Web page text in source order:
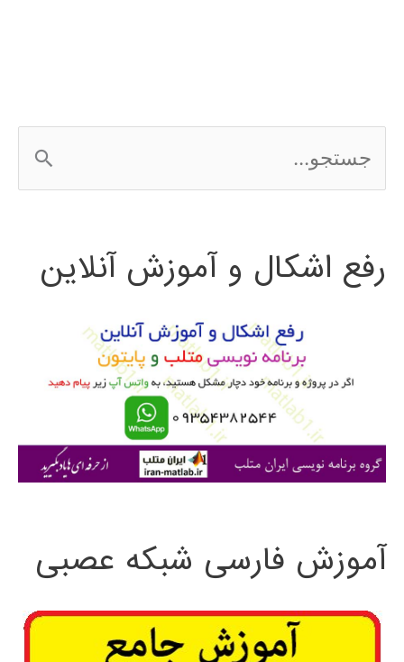
س
ج
ی
رفع اشکال و آموزش آنلاین
آموزش فارسی شبکه عصبی